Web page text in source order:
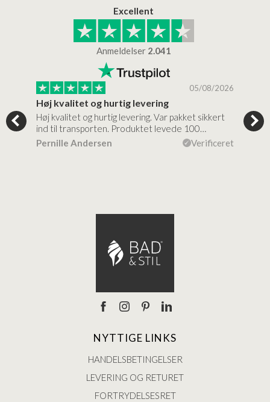
Excellent
Anmeldelser 2.041
05/08/2026
Høj kvalitet og hurtig levering
Høj kvalitet og hurtig levering. Var pakket sikkert
ind til transporten. Produktet levede 100…
Pernille Andersen
Verificeret
NYTTIGE LINKS
HANDELSBETINGELSER
LEVERING OG RETURET
FORTRYDELSESRET